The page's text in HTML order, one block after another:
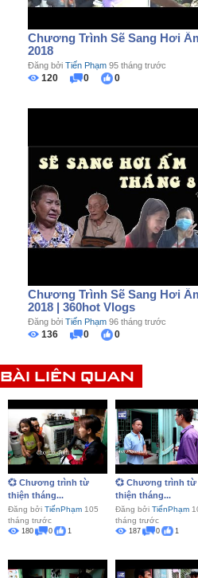
Chương Trình Sẽ Sang Hơi
2018
Đăng bởi Tiến Phạm 95 tháng trước
120 0 0
Chương Trình Sẽ Sang Hơi
2018 | 360hot Vlogs
Đăng bởi Tiến Phạm 96 tháng trước
136 0 0
BÀI LIÊN QUAN
💞 Chương trình từ
thiện tháng...
Đăng bởi TiếnPhạm 105
tháng trước
180 0 1
💞 Chương trình từ
thiện tháng...
Đăng bởi TiếnPhạm
tháng trước
187 0 1